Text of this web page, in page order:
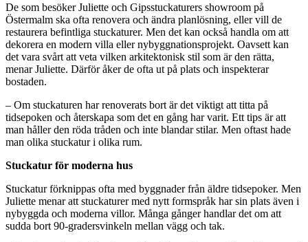
De som besöker Juliette och Gipsstuckaturers showroom på
Östermalm ska ofta renovera och ändra planlösning, eller vill de
restaurera befintliga stuckaturer. Men det kan också handla om att
dekorera en modern villa eller nybyggnationsprojekt. Oavsett kan
det vara svårt att veta vilken arkitektonisk stil som är den rätta,
menar Juliette. Därför åker de ofta ut på plats och inspekterar
bostaden.
– Om stuckaturen har renoverats bort är det viktigt att titta på
tidsepoken och återskapa som det en gång har varit. Ett tips är att
man håller den röda tråden och inte blandar stilar. Men oftast hade
man olika stuckatur i olika rum.
Stuckatur för moderna hus
Stuckatur förknippas ofta med byggnader från äldre tidsepoker. Men
Juliette menar att stuckaturer med nytt formspråk har sin plats även i
nybyggda och moderna villor. Många gånger handlar det om att
sudda bort 90-gradersvinkeln mellan vägg och tak.